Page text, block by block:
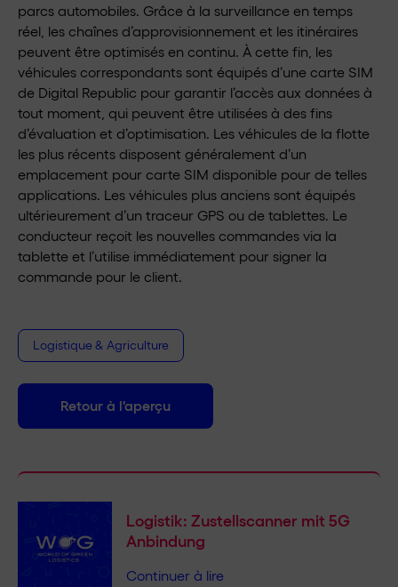
parcs automobiles. Grâce à la surveillance en temps
réel, les chaînes d’approvisionnement et les itinéraires
peuvent être optimisés en continu. À cette fin, les
véhicules correspondants sont équipés d’une carte SIM
de Digital Republic pour garantir l’accès aux données à
tout moment, qui peuvent être utilisées à des fins
d’évaluation et d’optimisation. Les véhicules de la flotte
les plus récents disposent généralement d’un
emplacement pour carte SIM disponible pour de telles
applications. Les véhicules plus anciens sont équipés
ultérieurement d’un traceur GPS ou de tablettes. Le
conducteur reçoit les nouvelles commandes via la
tablette et l’utilise immédiatement pour signer la
commande pour le client.
Logistique & Agriculture
Retour à l'aperçu
Logistik: Zustellscanner mit 5G
Anbindung
Continuer à lire